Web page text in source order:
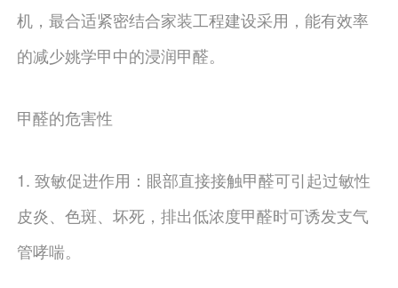
机，最合适紧密结合家装工程建设采用，能有效率
的减少姚学甲中的浸润甲醛。
甲醛的危害性
1. 致敏促进作用：眼部直接接触甲醛可引起过敏性
皮炎、色斑、坏死，排出低浓度甲醛时可诱发支气
管哮喘。